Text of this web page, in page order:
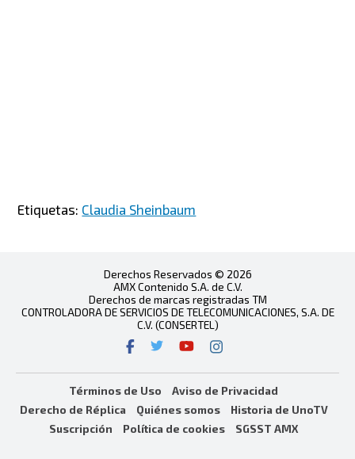
Etiquetas: Claudia Sheinbaum
Derechos Reservados © 2026
AMX Contenido S.A. de C.V.
Derechos de marcas registradas TM
CONTROLADORA DE SERVICIOS DE TELECOMUNICACIONES, S.A. DE
C.V. (CONSERTEL)
Términos de Uso
Aviso de Privacidad
Derecho de Réplica
Quiénes somos
Historia de UnoTV
Suscripción
Política de cookies SGSST AMX